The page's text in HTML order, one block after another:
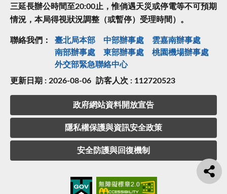
三延長辦公時間至20:00止，惟倘遇天災或停電等不可預期
情況，本局得視狀況調整（或暫停）受理時間）。
聯絡我們： 臺北局本部 中部辦事處
雲嘉南辦事處
南部辦事處
東部辦事處
桃園機場辦事處
外交部緊急聯絡中⼼
更新日期 : 2026-08-06 訪客人次 : 112720523
政府網站資料開放宣告
隱私權保護與資訊安全政策
安全防護與回復機制